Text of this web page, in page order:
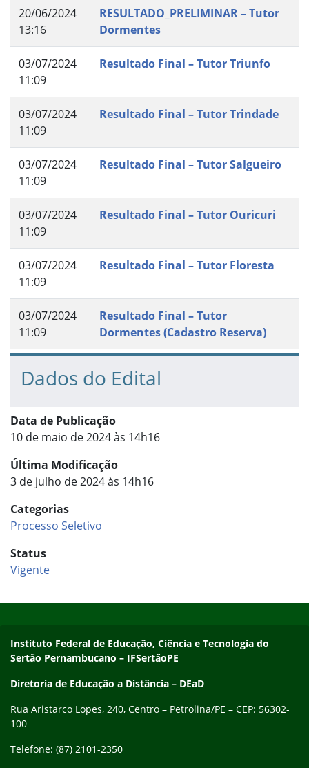
20/06/2024
13:16
RESULTADO_PRELIMINAR – Tutor
Dormentes
03/07/2024
11:09
Resultado Final – Tutor Triunfo
03/07/2024
11:09
Resultado Final – Tutor Trindade
03/07/2024
11:09
Resultado Final – Tutor Salgueiro
03/07/2024
11:09
Resultado Final – Tutor Ouricuri
03/07/2024
11:09
Resultado Final – Tutor Floresta
03/07/2024
11:09
Resultado Final – Tutor
Dormentes (Cadastro Reserva)
Dados do Edital
Data de Publicação
10 de maio de 2024 às 14h16
Última Modificação
3 de julho de 2024 às 14h16
Categorias
Processo Seletivo
Status
Vigente
Endereço
Instituto Federal de Educação, Ciência e Tecnologia do
Sertão Pernambucano – IFSertãoPE
Diretoria de Educação a Distância – DEaD
Rua Aristarco Lopes, 240, Centro – Petrolina/PE – CEP: 56302-
100
Telefone: (87) 2101-2350